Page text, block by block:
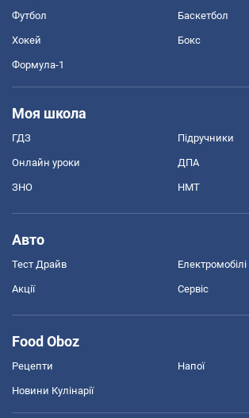
Футбол Баскетбол
Хокей Бокс
Формула-1
Моя школа
ГДЗ Підручники
Онлайн уроки ДПА
ЗНО НМТ
Авто
Тест Драйв Електромобілі
Акції Сервіс
Food Oboz
Рецепти Напої
Новини Кулінарії